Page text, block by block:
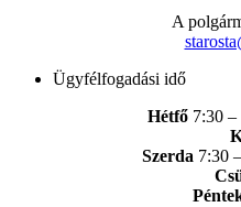
A
Ügyfélfogadási idő
Hétfő7:30 –
Szerda 7:30